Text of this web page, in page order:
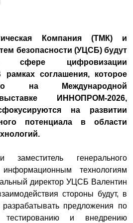
Компания (ТМК) и
безопасности (УЦСБ) будут
сфере цифровизации
соглашения, которое
на Международной
ИННОПРОМ-2026,
на развитии
потенциала в области
заместитель генерального
технологиям
директор УЦСБ Валентин
стороны будут, в
разрабатывать предложения по
тестированию и внедрению